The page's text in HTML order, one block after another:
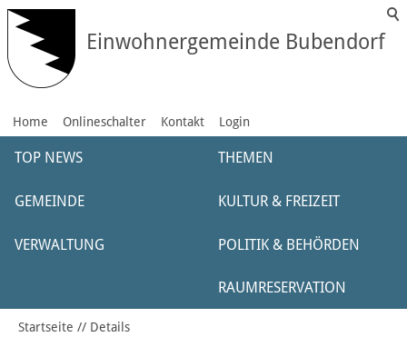
Einwohnergemeinde Bubendorf
Home Onlineschalter Kontakt Login
TOP NEWS THEMEN
GEMEINDE KULTUR & FREIZEIT
VERWALTUNG POLITIK & BEHÖRDEN
RAUMRESERVATION
Startseite Details